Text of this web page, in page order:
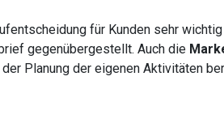
für Kunden sehr
gegenübergestellt. Auch die
Planung der eigenen Aktivitäten